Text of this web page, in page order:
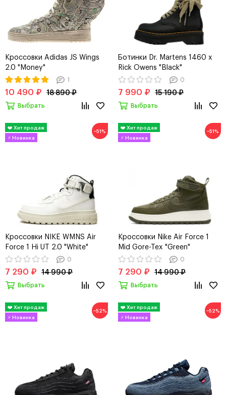
Кроссовки Adidas JS Wings
2.0 "Money"
1
10 490 ₽ 18 890 ₽
Выбрать
Ботинки Dr. Martens 1460 x
Rick Owens "Black"
0
7 990 ₽ 15 190 ₽
Выбрать
−51%
Кроссовки NIKE WMNS Air
Force 1 Hi UT 2.0 "White"
0
7 290 ₽ 14 990 ₽
Выбрать
−51%
Кроссовки Nike Air Force 1
Mid Gore-Tex "Green"
0
7 290 ₽ 14 990 ₽
Выбрать
−52% −52%